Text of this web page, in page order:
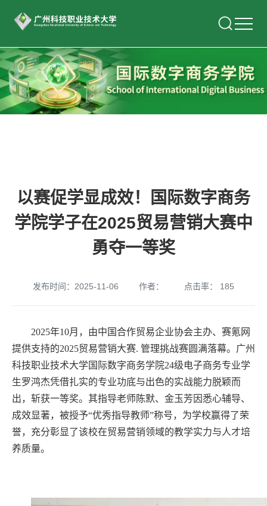
以赛促学显成效！国际数字商务
学院学子在2025贸易营销大赛中
勇夺一等奖
发布时间：2025-11-06 作者： 点击率： 185
2025年10月，由中国合作贸易企业协会主办、赛氪网
提供支持的2025贸易营销大赛. 管理挑战赛圆满落幕。广州
科技职业技术大学国际数字商务学院24级电子商务专业学
生罗鸿杰凭借扎实的专业功底与出色的实战能力脱颖而
出，斩获一等奖。其指导老师陈默、金玉芳因悉心辅导、
成效显著，被授予“优秀指导教师”称号，为学校赢得了荣
誉，充分彰显了该校在贸易营销领域的教学实力与人才培
养质量。